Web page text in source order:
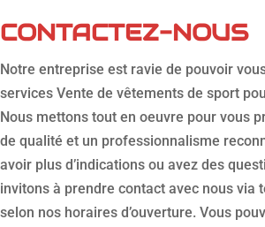
CONTACTEZ-NOUS
Notre entreprise est ravie de pouvoir
services Vente de vêtements de sport
Nous mettons tout en oeuvre pour vous
de qualité et un professionnalisme
avoir plus d’indications ou avez des
invitons à prendre contact avec nous via
selon nos horaires d’ouverture. Vous